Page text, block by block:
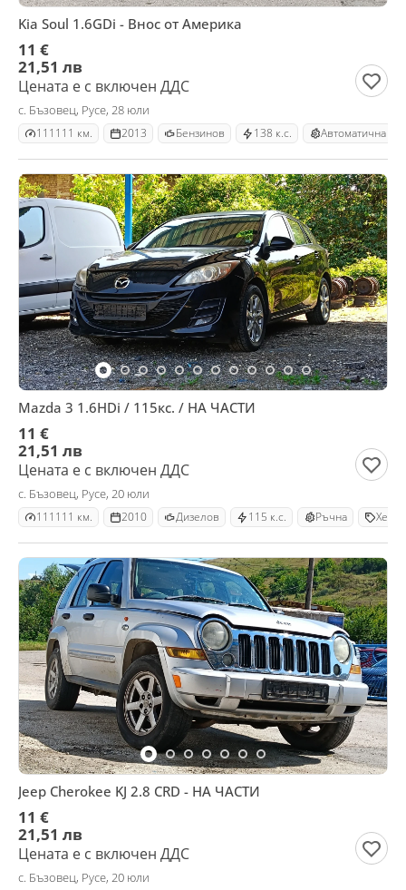
Kia Soul 1.6GDi - Внос от Америка
11 €
21,51 лв
Цената е с включен ДДС
с. Бъзовец, Русе, 28 юли
111111 км. 2013 Бензинов 138 к.с. Автоматична
Mazda 3 1.6HDi / 115кс. / НА ЧАСТИ
11 €
21,51 лв
Цената е с включен ДДС
с. Бъзовец, Русе, 20 юли
111111 км. 2010 Дизелов 115 к.с. Ръчна
Jeep Cherokee KJ 2.8 CRD - НА ЧАСТИ
11 €
21,51 лв
Цената е с включен ДДС
с. Бъзовец, Русе, 20 юли